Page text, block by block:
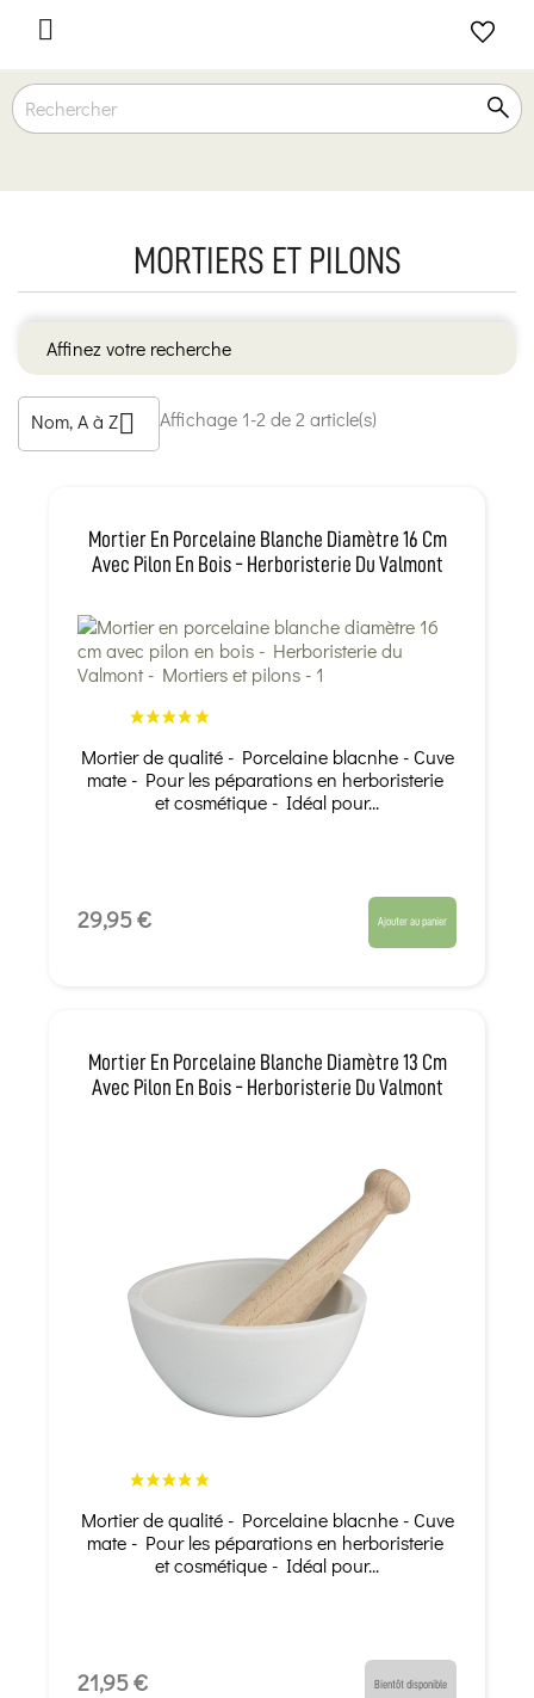

MORTIERS ET PILONS
Affinez votre recherche
Nom, A à Z Affichage 1-2 de 2 article(s)
Mortier En Porcelaine Blanche Diamètre 16 Cm
Avec Pilon En Bois - Herboristerie Du Valmont
Mortier de qualité - Porcelaine blacnhe - Cuve
mate - Pour les péparations en herboristerie
et cosmétique - Idéal pour...
29,95 € Ajouter au panier
Mortier En Porcelaine Blanche Diamètre 13 Cm
Avec Pilon En Bois - Herboristerie Du Valmont
Mortier de qualité - Porcelaine blacnhe - Cuve
mate - Pour les péparations en herboristerie
et cosmétique - Idéal pour...
21,95 € Bientôt disponible